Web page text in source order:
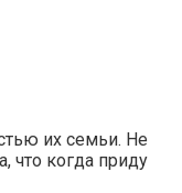
их семьи. Не
что когда приду